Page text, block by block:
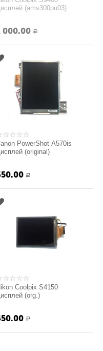
(ams300pu03)
000.00 Р
PowerShot A570is
(original)
Р
Coolpix S4150
(org.)
Р